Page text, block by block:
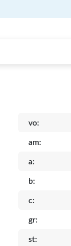
vo:
am:
a:
b:
c:
gr:
st: